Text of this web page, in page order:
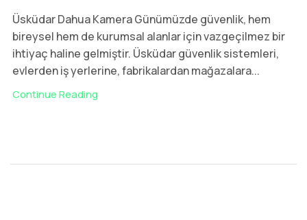
Üsküdar Dahua Kamera Günümüzde güvenlik, hem
bireysel hem de kurumsal alanlar için vazgeçilmez bir
ihtiyaç haline gelmiştir. Üsküdar güvenlik sistemleri,
evlerden iş yerlerine, fabrikalardan mağazalara...
Continue Reading